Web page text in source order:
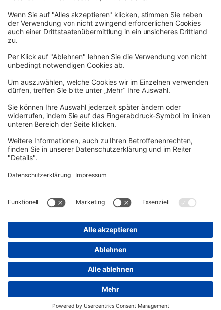
Newsletter
Per E-Mail informieren wir Sie über interessante Angebote.
Zum Newsletter anmelden
vhs Post
Zur vhs Post anmelden
Kontrast
Kurs-Merkliste
Bitte melden Sie sich über den folgenden Button an:
Sie haben noch kein Konto?
Registrieren Sie sich jetzt
Warenkorb
Es befinden sich derzeit keine Kurse/Veranstaltungen in Ihrem
Warenkorb aufrufen